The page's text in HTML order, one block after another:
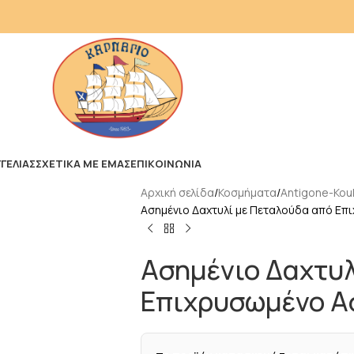
ΣΧΕΤΙΚΑ ΜΕ ΕΜΑΣΕΠΙΚΟΙΝΩΝΙΑ
Αρχική σελίδα Κοσμήματα Antigone-
Ασημένιο Δαχτυλί με Πεταλούδα από
Ασημένιο
Επιχρυσωμένο